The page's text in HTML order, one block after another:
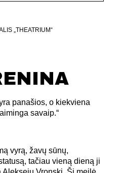
„THEATRIUM“
panašios, o kiekviena
savaip.“
vyrą, žavų sūnų,
tačiau vieną dieną ji